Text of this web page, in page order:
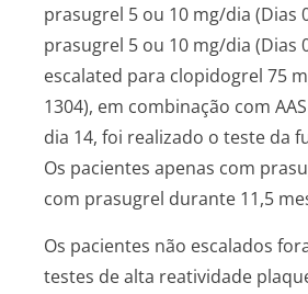
prasugrel 5 ou 10 mg/dia (Dias
prasugrel 5 ou 10 mg/dia (Dias
escalated para clopidogrel 75
1304), em combinação com
dia 14, foi realizado o teste da
Os pacientes apenas com
com prasugrel durante 11,5
Os pacientes não escalados
testes de alta reatividade